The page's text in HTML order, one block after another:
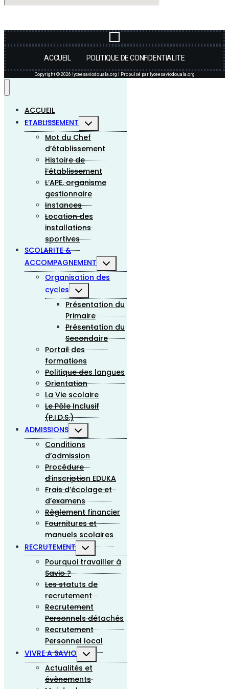
Menu
ACCUEIL POLITIQUE DE CONFIDENTIALITE
Copyright © 2026 lyceesaviodouala.org | Propulsé par lyceesaviodouala.org
ACCUEIL
ETABLISSEMENT
Ouvrir/fermer
menu
Mot du Chef
d’établissement
Histoire de
l’établissement
L’APE, organisme
gestionnaire
Instances
Location des
installations
sportives
SCOLARITE &
ACCOMPAGNEMENT
Ouvrir/fermer
menu
Organisation des
cycles
Ouvrir/fermer
menu
Présentation du
Primaire
Présentation du
Secondaire
Portail des
formations
Politique des langues
Orientation
La Vie scolaire
Le Pôle Inclusif
(P.I.D.S.)
ADMISSIONS
Ouvrir/fermer
menu
Conditions
d’admission
Procédure
d’inscription EDUKA
Frais d’écolage et
d’examens
Règlement financier
Fournitures et
manuels scolaires
RECRUTEMENT
Ouvrir/fermer
menu
Pourquoi travailler à
Savio ?
Les statuts de
recrutement
Recrutement
Personnels détachés
Recrutement
Personnel local
VIVRE A SAVIO
Ouvrir/fermer
menu
Actualités et
évènements